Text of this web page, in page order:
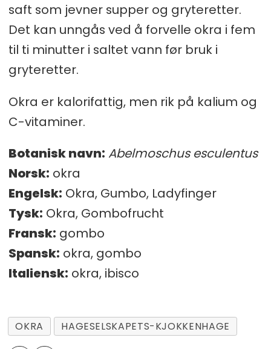
saft som jevner supper og gryteretter.
Det kan unngås ved å forvelle okra i fem
til ti minutter i saltet vann før bruk i
gryteretter.
Okra er kalorifattig, men rik på kalium og
C-vitaminer.
Botanisk navn: Abelmoschus esculentus
Norsk: okra
Engelsk: Okra, Gumbo, Ladyfinger
Tysk: Okra, Gombofrucht
Fransk: gombo
Spansk: okra, gombo
Italiensk: okra, ibisco
OKRA HAGESELSKAPETS-KJOKKENHAGE